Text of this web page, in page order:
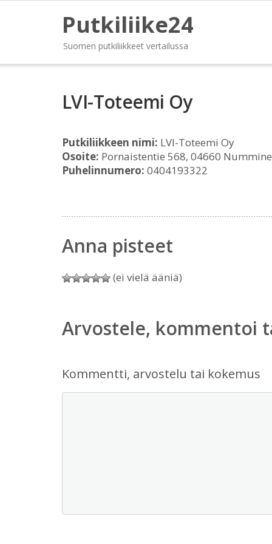
Putkiliike24
Suomen putkiliikkeet vertailussa
LVI-Toteemi Oy
Putkiliikkeen nimi: LVI-Toteemi Oy
Osoite: Pornaistentie 568, 04660
Puhelinnumero: 0404193322
Anna pisteet
(ei vielä ääniä)
Arvostele, kommentoi
Kommentti, arvostelu tai kokemus